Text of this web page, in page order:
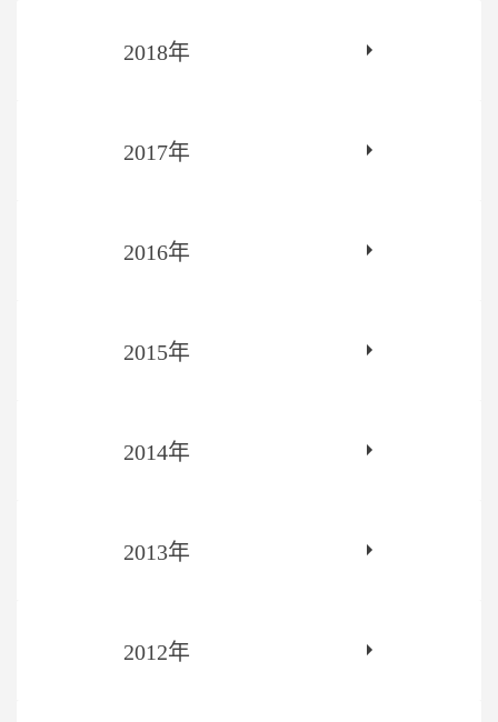
2018年
2017年
2016年
2015年
2014年
2013年
2012年